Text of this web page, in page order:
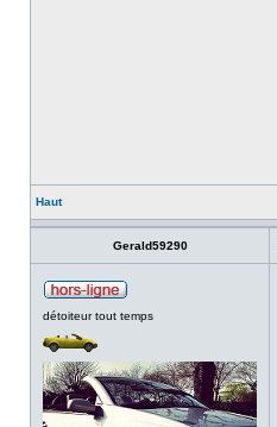
Haut
Gerald59290
détoiteur tout temps